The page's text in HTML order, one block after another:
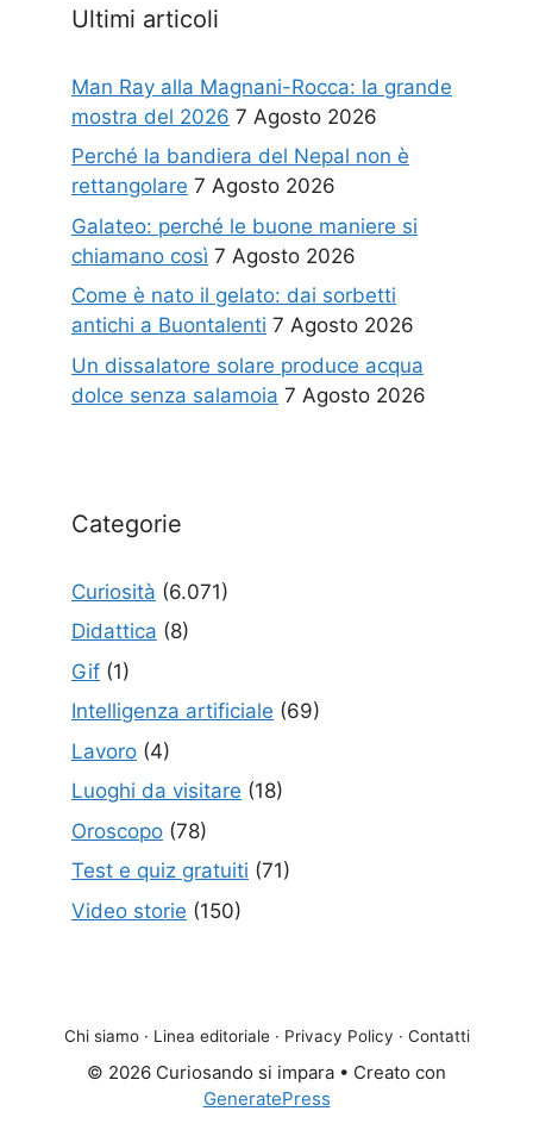
Ultimi articoli
Man Ray alla Magnani-Rocca: la grande
mostra del 2026 7 Agosto 2026
Perché la bandiera del Nepal non è
rettangolare 7 Agosto 2026
Galateo: perché le buone maniere si
chiamano così 7 Agosto 2026
Come è nato il gelato: dai sorbetti
antichi a Buontalenti 7 Agosto 2026
Un dissalatore solare produce acqua
dolce senza salamoia 7 Agosto 2026
Categorie
Curiosità (6.071)
Didattica (8)
Gif (1)
Intelligenza artificiale (69)
Lavoro (4)
Luoghi da visitare (18)
Oroscopo (78)
Test e quiz gratuiti (71)
Video storie (150)
Chi siamo · Linea editoriale · Privacy Policy · Contatti
© 2026 Curiosando si impara • Creato con
GeneratePress